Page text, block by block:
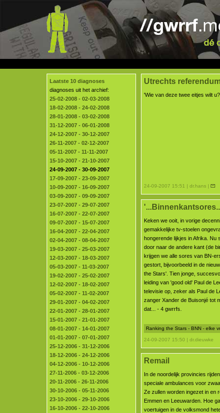
Laatste 10 diagnoses
diagnoses uit het archief:
25-02-2008 - 02-03-2008
18-02-2008 - 24-02-2008
28-01-2008 - 03-02-2008
31-12-2007 - 06-01-2008
24-12-2007 - 30-12-2007
26-11-2007 - 02-12-2007
05-11-2007 - 11-11-2007
15-10-2007 - 21-10-2007
24-09-2007 - 30-09-2007
17-09-2007 - 23-09-2007
10-09-2007 - 16-09-2007
03-09-2007 - 09-09-2007
23-07-2007 - 29-07-2007
16-07-2007 - 22-07-2007
09-07-2007 - 15-07-2007
16-04-2007 - 22-04-2007
02-04-2007 - 08-04-2007
19-03-2007 - 25-03-2007
12-03-2007 - 18-03-2007
05-03-2007 - 11-03-2007
19-02-2007 - 25-02-2007
12-02-2007 - 18-02-2007
05-02-2007 - 11-02-2007
29-01-2007 - 04-02-2007
22-01-2007 - 28-01-2007
15-01-2007 - 21-01-2007
08-01-2007 - 14-01-2007
01-01-2007 - 07-01-2007
25-12-2006 - 31-12-2006
18-12-2006 - 24-12-2006
04-12-2006 - 10-12-2006
27-11-2006 - 03-12-2006
20-11-2006 - 26-11-2006
30-10-2006 - 05-11-2006
23-10-2006 - 29-10-2006
16-10-2006 - 22-10-2006
Utrechts
'Wie van deze twee eitjes wilt
24-09-2007 15:51 | dr.hans |
Keken we ooit, in vorige
gemakkelijke tv-stoelen
hongerende lijkjes in Afrika. Nu
door naar de andere kant (de
krijgen we alle sores van BN-
gestort, bijvoorbeeld in de
the Stars'. Tien jonge,
leiding van 'good old' Paul de
televisie op, zeker als Paul de
zanger Xander de Buisonjé tot
dat... - 4 gwrrfs.
Ranking the Stars - BNN - elke
24-09-2007 15:50 | dr.dieuwke
Remail
In de noordelijk provincies
speciale ambulances voor
Ze zullen worden ingezet in en
Emmen en Leeuwarden. Hoe
voertuigen in de volksmond